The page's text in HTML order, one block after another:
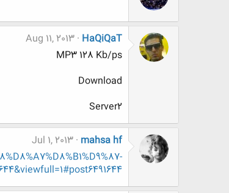
HaQiQaT
Aug 11, 2013
MP3 128 Kb/ps
Download
Server2
mahsa hf
Jul 1, 2013